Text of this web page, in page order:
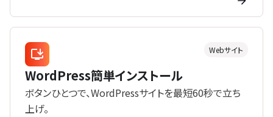
Webサイト
WordPress簡単インストール
ボタンひとつで、WordPressサイトを最短60秒で立ち
上げ。